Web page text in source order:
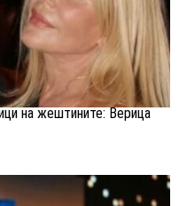
на жештините: Верица